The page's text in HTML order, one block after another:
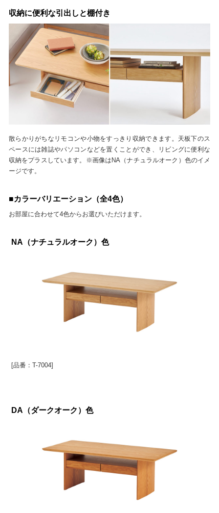
収納に便利な引出しと棚付き
散らかりがちなリモコンや小物をすっきり収納できます。天板下のス
ペースには雑誌やパソコンなどを置くことができ、リビングに便利な
収納をプラスしています。※画像はNA（ナチュラルオーク）色のイメ
ージです。
■カラーバリエーション（全4色）
お部屋に合わせて4色からお選びいただけます。
NA（ナチュラルオーク）色
[品番：T-7004]
DA（ダークオーク）色